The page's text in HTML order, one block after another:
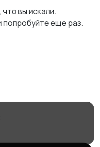
вы искали.
попробуйте еще раз.